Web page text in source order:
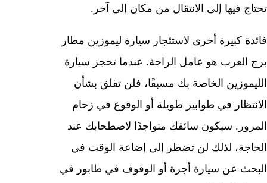
تحتاج فيها إلى الانتقال من مكان إلى آخر.
فائدة كبيرة أخرى لاستئجار سيارة ليموزين مطار
برج العرب هو عامل الراحة. عندما تحجز سيارة
الليموزين الخاصة بك مسبقًا، فلن تقلق بشأن
الانتظار في طوابير طويلة أو الوقوع في زحام
المرور. سيكون سائقك متواجدًا لاصطحابك عند
الحاجة، لذلك لن تضطر إلى إضاعة الوقت في
البحث عن سيارة أجرة أو الوقوف في طابور في